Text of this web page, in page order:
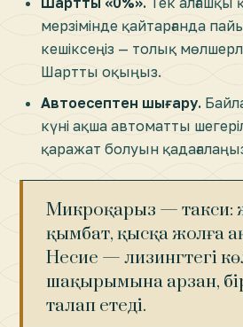
мерзімінде қайтарғанда
кешіксеңіз — толық
Шартты оқыңыз.
Автоесептен шығару.
күні ақша автоматты
қаражат болуын
Микроқарыз — такси:
қымбат, қысқа жолға
Несие — лизингтегі
шақырымына арзан,
талап етеді.